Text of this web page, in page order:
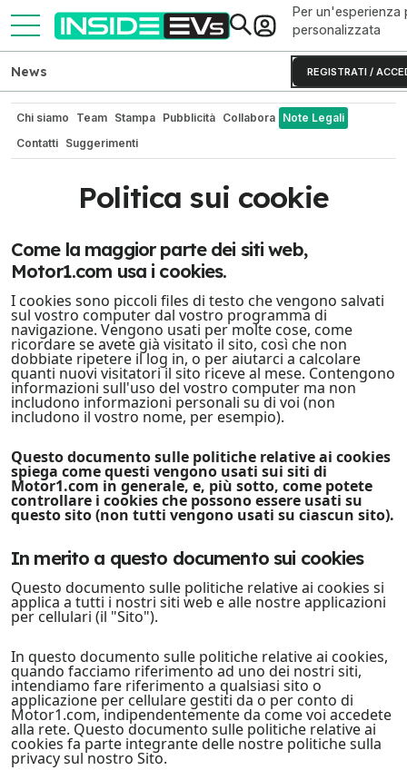
Per un'esperienza
personalizzata
REGISTRATI /
News
Chi siamo Team Stampa Pubblicità Collabora Note Legali
Contatti Suggerimenti
Politica sui cookie
Come la maggior parte dei siti web,
Motor1.com usa i cookies.
I cookies sono piccoli files di testo che vengono salvati
sul vostro computer dal vostro programma di
navigazione. Vengono usati per molte cose, come
ricordare se avete già visitato il sito, così che non
dobbiate ripetere il log in, o per aiutarci a calcolare
quanti nuovi visitatori il sito riceve al mese. Contengono
informazioni sull'uso del vostro computer ma non
includono informazioni personali su di voi (non
includono il vostro nome, per esempio).
Questo documento sulle politiche relative ai cookies
spiega come questi vengono usati sui siti di
Motor1.com in generale, e, più sotto, come potete
controllare i cookies che possono essere usati su
questo sito (non tutti vengono usati su ciascun sito).
In merito a questo documento sui cookies
Questo documento sulle politiche relative ai cookies si
applica a tutti i nostri siti web e alle nostre applicazioni
per cellulari (il "Sito").
In questo documento sulle politiche relative ai cookies,
quando facciamo riferimento ad uno dei nostri siti,
intendiamo fare riferimento a qualsiasi sito o
applicazione per cellulare gestiti da o per conto di
Motor1.com, indipendentemente da come voi accedete
alla rete. Questo documento sulle politiche relative ai
cookies fa parte integrante delle nostre politiche sulla
privacy sul nostro Sito.